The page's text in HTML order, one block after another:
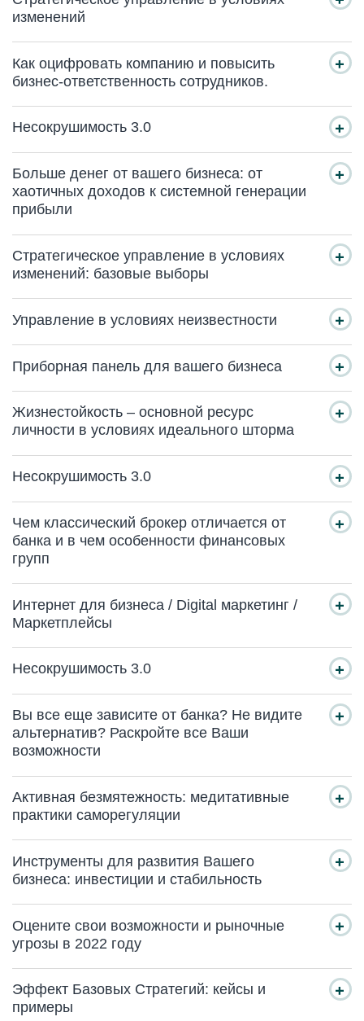
изменений
Как оцифровать компанию и повысить
бизнес-ответственность сотрудников.
Несокрушимость 3.0
Больше денег от вашего бизнеса: от
хаотичных доходов к системной генерации
прибыли
Стратегическое управление в условиях
изменений: базовые выборы
Управление в условиях неизвестности
Приборная панель для вашего бизнеса
Жизнестойкость – основной ресурс
личности в условиях идеального шторма
Несокрушимость 3.0
Чем классический брокер отличается от
банка и в чем особенности финансовых
групп
Интернет для бизнеса / Digital маркетинг /
Маркетплейсы
Несокрушимость 3.0
Вы все еще зависите от банка? Не видите
альтернатив? Раскройте все Ваши
возможности
Активная безмятежность: медитативные
практики саморегуляции
Инструменты для развития Вашего
бизнеса: инвестиции и стабильность
Оцените свои возможности и рыночные
угрозы в 2022 году
Эффект Базовых Стратегий: кейсы и
примеры